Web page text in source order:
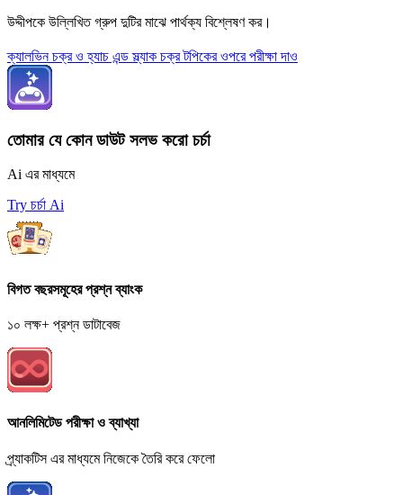
উদ্দীপকে উল্লিখিত গ্রুপ দুটির মাঝে পার্থক্য বিশ্লেষণ কর।
ক্যালভিন চক্র ও হ্যাচ এন্ড স্ল্যাক চক্র টপিকের ওপরে পরীক্ষা দাও
তোমার যে কোন ডাউট সলভ করো চর্চা
Ai এর মাধ্যমে
Try চর্চা Ai
বিগত বছরসমূহের প্রশ্ন ব্যাংক
১০ লক্ষ+ প্রশ্ন ডাটাবেজ
আনলিমিটেড পরীক্ষা ও ব্যাখ্যা
প্র্যাকটিস এর মাধ্যমে নিজেকে তৈরি করে ফেলো